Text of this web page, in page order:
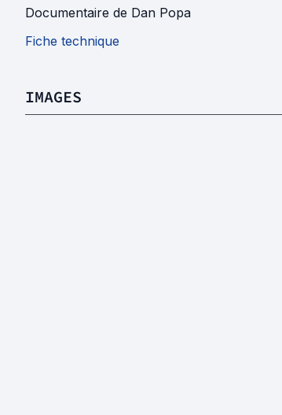
Documentaire de Dan Popa
Fiche technique
IMAGES